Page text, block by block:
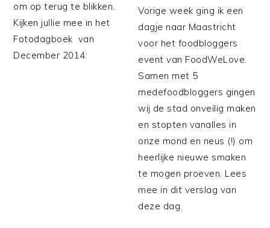
om op terug te blikken.
Kijken jullie mee in het
Fotodagboek van
December 2014:
Vorige week ging ik een
dagje naar Maastricht
voor het foodbloggers
event van FoodWeLove.
Samen met 5
medefoodbloggers gingen
wij de stad onveilig maken
en stopten vanalles in
onze mond en neus (!) om
heerlijke nieuwe smaken
te mogen proeven. Lees
mee in dit verslag van
deze dag.